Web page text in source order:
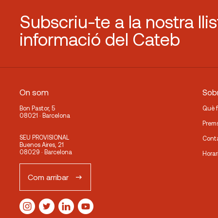
Subscriu-te a la nostra
informació del Cateb
On som
Bon Pastor, 5
08021 · Barcelona
SEU PROVISIONAL
Buenos Aires, 21
08029 · Barcelona
Com arribar
Què